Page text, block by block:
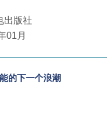
出版社
01月
的下一个浪潮